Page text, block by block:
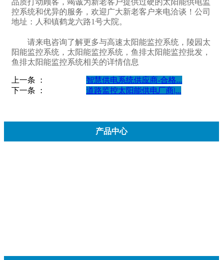
品质打动顾客，竭诚为新老客户提供过硬的太阳能供电监
控系统和优异的服务，欢迎广大新老客户来电洽谈！公司
地址：人和镇鹤龙六路1号大院。
请来电咨询了解更多与高速太阳能监控系统，陵园太
阳能监控系统，太阳能监控系统，鱼排太阳能监控批发，
鱼排太阳能监控系统相关的详情信息
上一条 ：
智慧供电系统供应商-合格...
下一条 ：
道路监控太阳能供电厂商|...
产品中心